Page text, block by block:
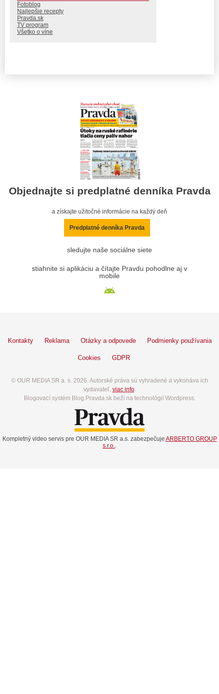
Fotoblog
Najlepšie recepty
Pravda.sk
TV program
Všetko o víne
Objednajte si predplatné denníka Pravda
a získajte užitočné informácie na každý deň
Predplatné denníka Pravda
sledujte naše sociálne siete
stiahnite si aplikáciu a čítajte Pravdu pohodlne aj v
mobile
Kontakty Reklama Otázky a odpovede Podmienky používania
Cookies GDPR
© OUR MEDIA SR a. s. 2026. Autorské práva sú vyhradené a vykonáva ich
vydavateľ, viac info.
Blogovací systém Blog.Pravda.sk beží na technológií Wordpress.
Kompletný video servis pre OUR MEDIA SR a.s. zabezpečuje ARBERTO GROUP
s.r.o..